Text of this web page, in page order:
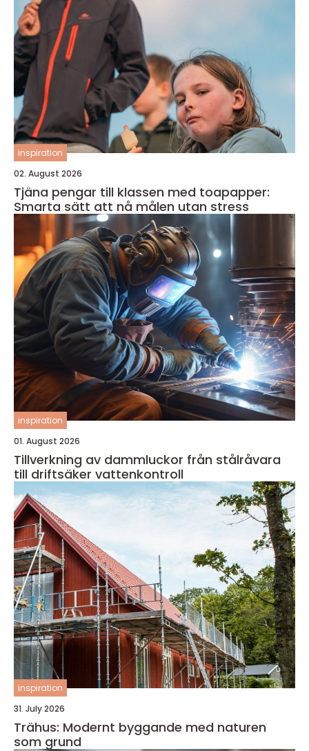
inspiration
02. August 2026
Tjäna pengar till klassen med toapapper:
Smarta sätt att nå målen utan stress
inspiration
01. August 2026
Tillverkning av dammluckor från stålråvara
till driftsäker vattenkontroll
inspiration
31. July 2026
Trähus: Modernt byggande med naturen
som grund